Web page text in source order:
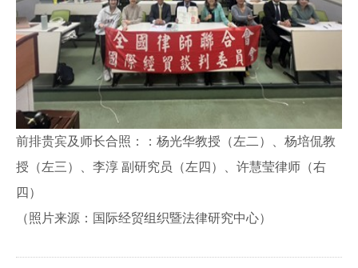
前排贵宾及师长合照：：杨光华教授（左二）、杨培侃教
授（左三）、李淳 副研究员（左四）、许慧莹律师（右
四）
（照片来源：国际经贸组织暨法律研究中心）